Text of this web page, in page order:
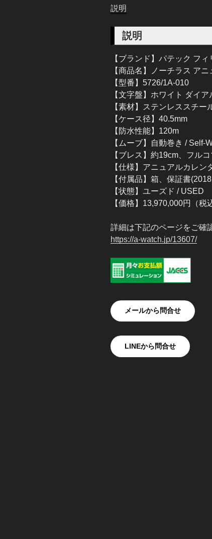
説明
説明
【ブランド】パテック フ
【商品名】ノーチラス ア
【型番】5726/1A-010
【文字盤】ホワイト ダイア
【素材】ステンレススチー
【ケース径】40.5mm
【防水性能】120m
【ムーブ】自動巻き / Self-
【ブレス】約19cm、フル
【仕様】アニュアルカレ
【付属品】箱、保証書
【状態】ユーズド / USED
【価格】13,970,000円（税
詳細は下記のページをご確
https://a-watch.jp/13607/
メールから問合せ
LINEから問合せ